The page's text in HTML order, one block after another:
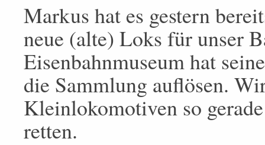
Markus hat es gestern
neue (alte) Loks für unser
Eisenbahnmuseum hat
die Sammlung auflösen.
Kleinlokomotiven so
retten.